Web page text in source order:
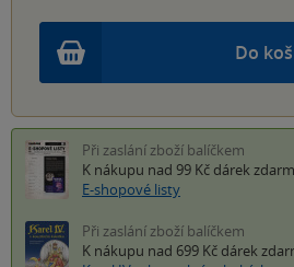
Do
Při zaslání zboží balíčkem
K nákupu nad 99 Kč dárek
E-shopové listy
Při zaslání zboží balíčkem
K nákupu nad 699 Kč dárek